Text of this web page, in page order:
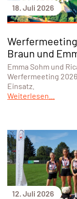
18. Juli 2026
Braun und
Emma Sohm und
Werfermeeting
Einsatz.
Weiterlesen...
12. Juli 2026